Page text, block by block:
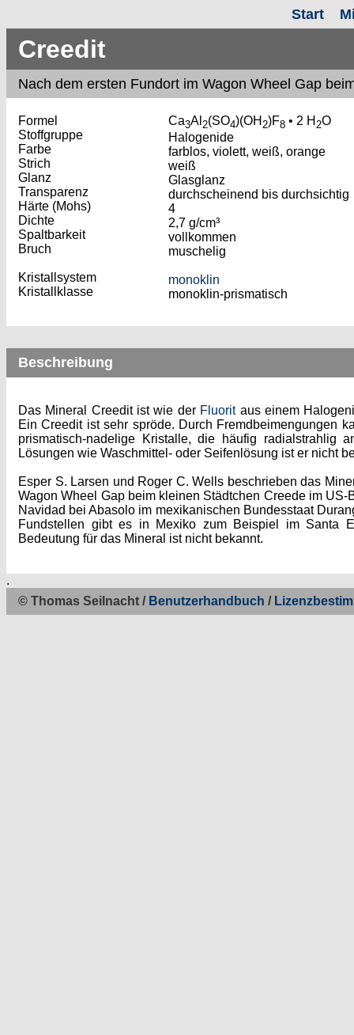
Start
Creedit
Nach dem ersten Fundort im Wagon Wheel Gap
Formel
Stoffgruppe
Farbe
Strich
Glanz
Transparenz
Härte (Mohs)
Dichte
Spaltbarkeit
Bruch
Kristallsystem
Kristallklasse
Ca3Al 2(SO4)(OH 2)F8 • 2 H 2O
Halogenide
farblos, violett, weiß, orange
weiß
Glasglanz
durchscheinend bis durchsichtig
4
2,7 g/cm³
vollkommen
muschelig
monoklin
monoklin-prismatisch
Beschreibung
Das Mineral Creedit ist wie der Fluoritaus einem
Ein Creedit ist sehr spröde. Durch Fremdbeimengungen
prismatisch-nadelige Kristalle, die häufig
Lösungen wie Waschmittel- oder Seifenlösung ist er nicht
Esper S. Larsen und Roger C. Wells beschrieben das
Wagon Wheel Gap beim kleinen Städtchen Creede im
Navidad bei Abasolo im mexikanischen Bundesstaat
Fundstellen gibt es in Mexiko zum Beispiel im Santa
Bedeutung für das Mineral ist nicht bekannt.
.
© Thomas Seilnacht / Benutzerhandbuch /